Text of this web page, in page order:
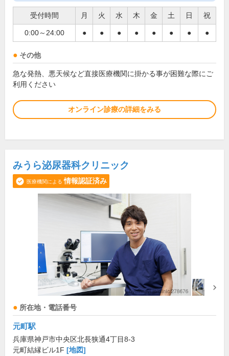
受付時間 月 火 水 木 金 土 日 祝
0:00～24:00 ● ● ● ● ● ● ● ●
その他
急な発熱、悪天候など直接医療機関に掛かる事が困難な際にご
利用ください
オンライン診療の詳細をみる
みうら泌尿器科クリニック
医療機関による 情報認証済み
所在地・電話番号
元町駅
兵庫県神戸市中央区北長狭通4丁目8-3
元町結縁ビル1F [地図]